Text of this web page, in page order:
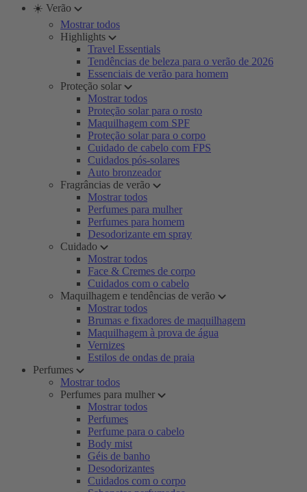
☀️ Verão
Mostrar todos
Highlights
Travel Essentials
Tendências de beleza para o verão de 2026
Essenciais de verão para homem
Proteção solar
Mostrar todos
Proteção solar para o rosto
Maquilhagem com SPF
Proteção solar para o corpo
Cuidado de cabelo com FPS
Cuidados pós-solares
Auto bronzeador
Fragrâncias de verão
Mostrar todos
Perfumes para mulher
Perfumes para homem
Desodorizante em spray
Cuidado
Mostrar todos
Face & Cremes de corpo
Cuidados com o cabelo
Maquilhagem e tendências de verão
Mostrar todos
Brumas e fixadores de maquilhagem
Maquilhagem à prova de água
Vernizes
Estilos de ondas de praia
Perfumes
Mostrar todos
Perfumes para mulher
Mostrar todos
Perfumes
Perfume para o cabelo
Body mist
Géis de banho
Desodorizantes
Cuidados com o corpo